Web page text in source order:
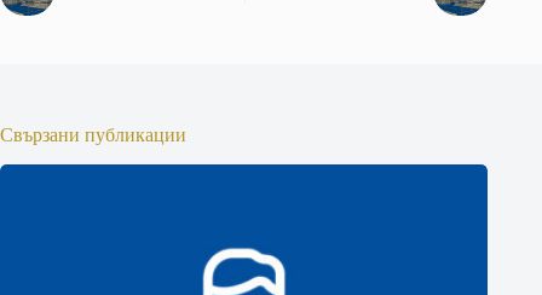
Свързани публикации